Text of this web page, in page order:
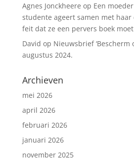
Agnes Jonckheere op Een
studente ageert samen met
feit dat ze een pervers boek
David op Nieuwsbrief ‘Bescherm
augustus 2024.
Archieven
mei 2026
april 2026
februari 2026
januari 2026
november 2025